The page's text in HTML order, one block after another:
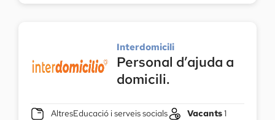
Interdomicili
Personal d’ajuda a
domicili.
AltresEducació i serveis socials Vacants1